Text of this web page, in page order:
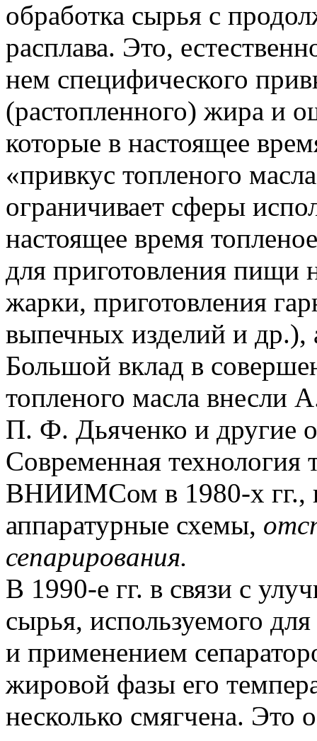
обработка сырья с
расплава. Это,
нем специфического
(растопленного) жира и
которые в настоящее
«привкус топленого
ограничивает сферы
настоящее время
для приготовления пищи
жарки, приготовления
выпечных изделий и
Большой вклад в
топленого масла внесли
П. Ф. Дьяченко и другие
Современная технология
ВНИИМСом в 1980-х гг.,
аппаратурные схемы,
сепарирования.
В 1990-е гг. в связи с
сырья, используемого
и применением
жировой фазы его
несколько смягчена. Это